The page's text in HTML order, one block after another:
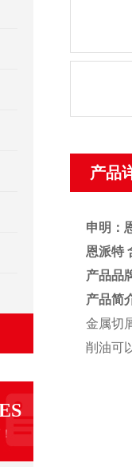
产品
申明：
恩派特
产品品
产品简
金属切
削油可